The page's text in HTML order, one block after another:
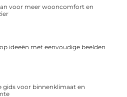
voor meer wooncomfort en
ideeën met eenvoudige beelden
gids voor binnenklimaat en